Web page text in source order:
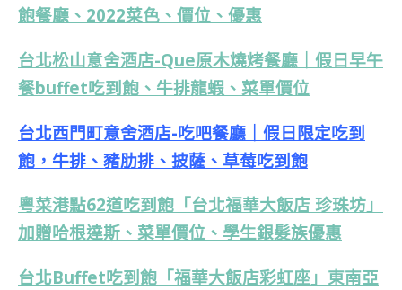
飽餐廳、2022菜色、價位、優惠
台北松山意舍酒店-Que原木燒烤餐廳｜假日早午
餐buffet吃到飽、牛排龍蝦、菜單價位
台北西門町意舍酒店-吃吧餐廳｜假日限定吃到
飽，牛排、豬肋排、披薩、草莓吃到飽
粵菜港點62道吃到飽「台北福華大飯店 珍珠坊」
加贈哈根達斯、菜單價位、學生銀髮族優惠
台北Buffet吃到飽「福華大飯店彩虹座」東南亞